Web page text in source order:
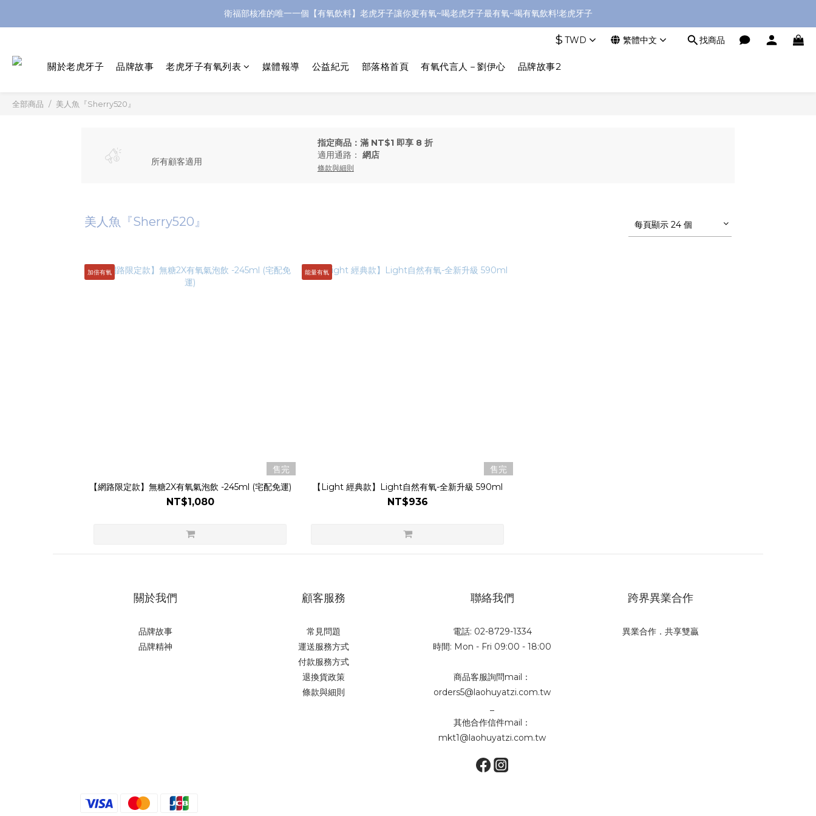
衛福部核准的唯一一個【有氧飲料】老虎牙子讓你更有氧~喝老虎牙子最有氧~喝有氧飲料!老虎牙子
$ TWD 繁體中文 找商品
關於老虎牙子 品牌故事 老虎牙子有氧列表 媒體報導 公益紀元 部落格首頁 有氧代言人－劉伊心 品牌故事2
全部商品 美人魚『Sherry520』
所有顧客適用
指定商品：滿 NT$1 即享 8 折
適用通路： 網店
條款與細則
美人魚『Sherry520』 每頁顯示 24 個
加倍有氧
售完
【網路限定款】無糖2X有氧氣泡飲 -245ml (宅配免運)
NT$1,080
能量有氧
售完
【Light 經典款】Light自然有氧-全新升級 590ml
NT$936
關於我們
品牌故事
品牌精神
顧客服務
常見問題
運送服務方式
付款服務方式
退換貨政策
條款與細則
聯絡我們
電話: 02-8729-1334
時間: Mon - Fri 09:00 - 18:00
商品客服詢問mail：
orders5@laohuyatzi.com.tw
其他合作信件mail：
mkt1@laohuyatzi.com.tw
跨界異業合作
異業合作．共享雙贏